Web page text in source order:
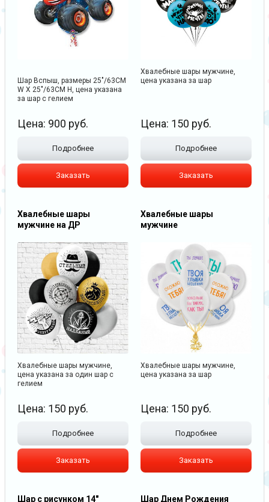
Шар Вспыш, размеры 25"/63CM
W X 25"/63CM H, цена указана
за шар с гелием
Цена: 900 руб.
Подробнее
Заказать
Хвалебные шары мужчине,
цена указана за шар
Цена: 150 руб.
Подробнее
Заказать
Хвалебные шары
мужчине на ДР
Хвалебные шары мужчине,
цена указана за один шар с
гелием
Цена: 150 руб.
Подробнее
Заказать
Хвалебные шары
мужчине
Хвалебные шары мужчине,
цена указана за шар
Цена: 150 руб.
Подробнее
Заказать
Шар с рисунком 14" Шар Днем Рождения